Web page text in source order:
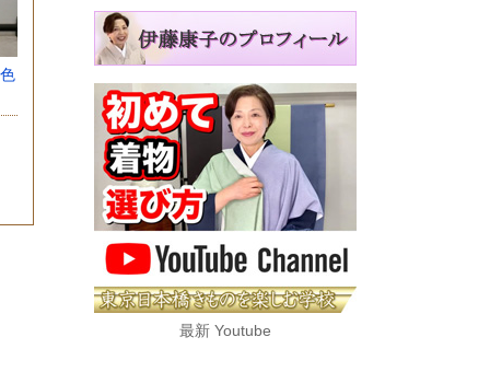
最新 Youtube